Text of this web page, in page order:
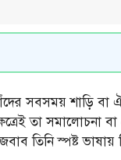
সবসময় শাড়ি বা
তা সমালোচনা
তিনি স্পষ্ট